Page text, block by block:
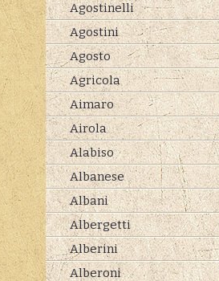
Agostinelli
Agostini
Agosto
Agricola
Aimaro
Airola
Alabiso
Albanese
Albani
Albergetti
Alberini
Alberoni